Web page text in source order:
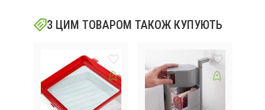
З ЦИМ ТОВАРОМ ТАКОЖ КУПУЮТЬ